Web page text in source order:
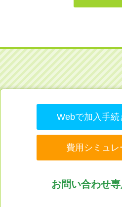
Webで加入手続
費用シミュレ
お問い合わせ